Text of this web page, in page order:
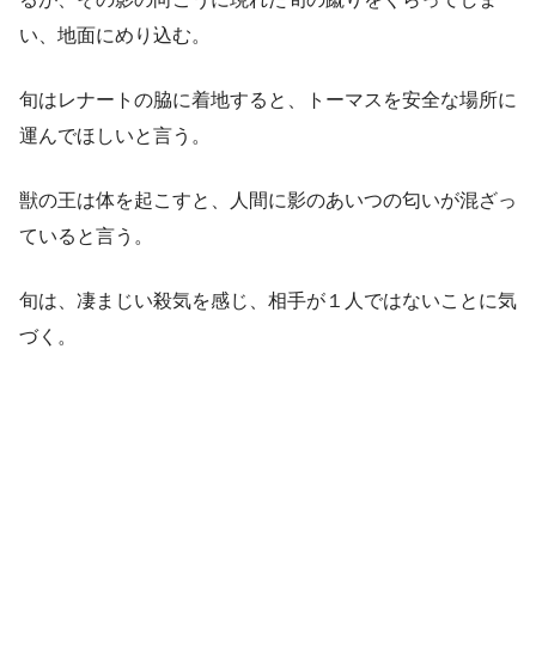
い、地面にめり込む。
旬はレナートの脇に着地すると、トーマスを安全な場所に
運んでほしいと言う。
獣の王は体を起こすと、人間に影のあいつの匂いが混ざっ
ていると言う。
旬は、凄まじい殺気を感じ、相手が１人ではないことに気
づく。